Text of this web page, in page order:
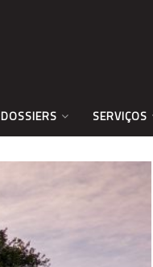
DOSSIERS SERVIÇOS